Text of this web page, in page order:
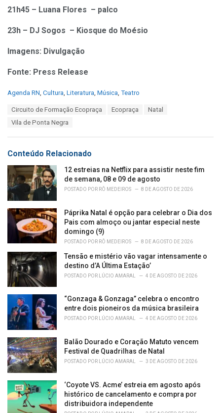
21h45 – Luana Flores – palco
23h – DJ Sogos – Kiosque do Moésio
Imagens: Divulgação
Fonte: Press Release
C
i
e
s
:
Agenda RN, Cultura, Literatura, Música, Teatro
Circuito de Formação Ecopraça Ecopraça
Natal
Vila de Ponta Negra
Conteúdo Relacionado
12 estreias na Netflix para assistir neste fim
de semana, 08 e 09 de agosto
POSTADO POR RÔ MEDEIROS 8 DE AGOSTO DE 2026
Páprika Natal é opção para celebrar o Dia dos
Pais com almoço ou jantar especial neste
domingo (9)
POSTADO POR RÔ MEDEIROS 8 DE AGOSTO DE 2026
Tensão e mistério vão vagar intensamente o
destino d’A Última Estação’
POSTADO POR LÚCIO AMARAL 4 DE AGOSTO DE 2026
“Gonzaga & Gonzaga” celebra o encontro
entre dois pioneiros da música brasileira
POSTADO POR LÚCIO AMARAL 4 DE AGOSTO DE 2026
Balão Dourado e Coração Matuto vencem
Festival de Quadrilhas de Natal
POSTADO POR LÚCIO AMARAL 3 DE AGOSTO DE 2026
‘Coyote VS. Acme’ estreia em agosto após
histórico de cancelamento e compra por
distribuidora independente